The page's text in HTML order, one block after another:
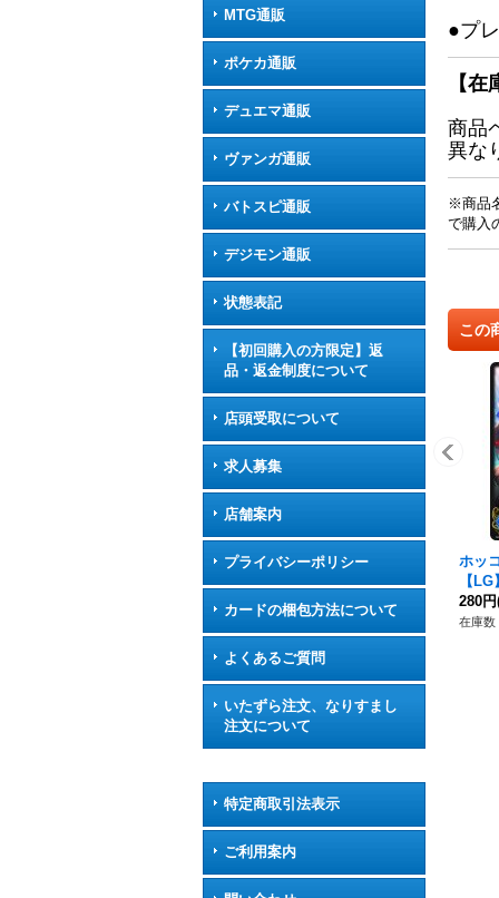
MTG通販
ポケカ通販
デュエマ通販
ヴァンガ通販
バトスピ通販
デジモン通販
状態表記
【初回購入の方限定】返
品・返金制度について
店頭受取について
求人募集
店舗案内
プライバシーポリシー
カードの梱包方法について
よくあるご質問
いたずら注文、なりすまし
注文について
特定商取引法表示
ご利用案内
●プ
【
商品
異な
※商品
で購入
この
ホッ
【
フ》
280円
在庫数